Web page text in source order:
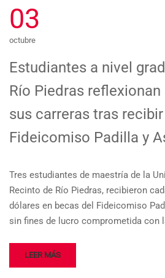
03
octubre
Estudiantes a nivel
Río Piedras
sus carreras tras recibir
Fideicomiso Padilla y
Tres estudiantes de maestría de la
Recinto de Río Piedras, recibieron
dólares en becas del Fideicomiso
sin fines de lucro comprometida con
LEER MÁS